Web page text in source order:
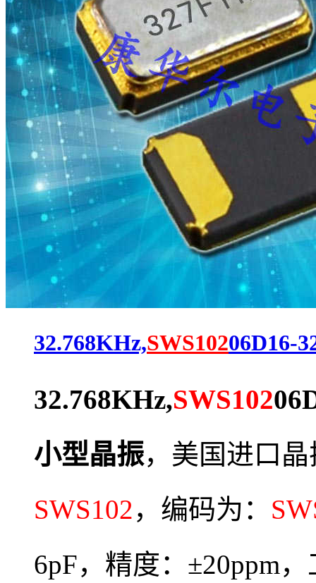
32.768KHz,SWS10206D16-
32.768KHz,SWS102
小型晶振， 美国进口
SWS102，编码为：
6pF，精度：±20ppm